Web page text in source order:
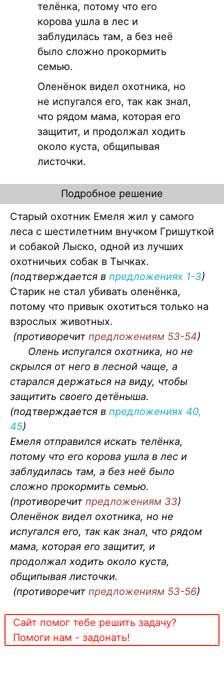
телёнка, потому что его
корова ушла в лес и
заблудилась там, а без неё
было сложно прокормить
семью.
Оленёнок видел охотника, но
не испугался его, так как знал,
что рядом мама, которая его
защитит, и продолжал ходить
около куста, общипывая
листочки.
Подробное решение
Старый охотник Емеля жил у самого
леса с шестилетним внучком Гришуткой
и собакой Лыско, одной из лучших
охотничьих собак в Тычках.
(подтверждается в предложениях 1-3)
Старик не стал убивать оленёнка,
потому что привык охотиться только на
взрослых животных.
(противоречит предложениям 53-54)
Олень испугался охотника, но не
скрылся от него в лесной чаще, а
старался держаться на виду, чтобы
защитить своего детёныша.
(подтверждается в предложениях 40,
45)
Емеля отправился искать телёнка,
потому что его корова ушла в лес и
заблудилась там, а без неё было
сложно прокормить семью.
(противоречит предложениям 33)
Оленёнок видел охотника, но не
испугался его, так как знал, что рядом
мама, которая его защитит, и
продолжал ходить около куста,
общипывая листочки.
(противоречит предложениям 53-56)
Сайт помог тебе решить задачу?
Помоги нам - задонать!